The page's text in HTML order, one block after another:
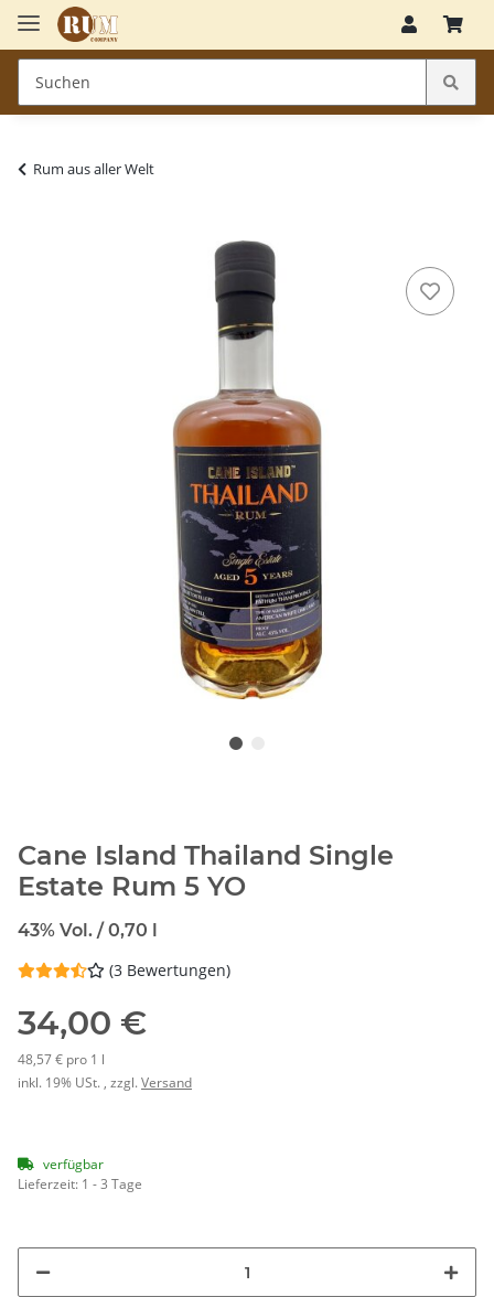
Rum aus aller Welt
Cane Island Thailand Single
Estate Rum 5 YO
43% Vol. / 0,70 l
(3 Bewertungen)
34,00 €
48,57 € pro 1 l
inkl. 19% USt. , zzgl.Versand
verfügbar
Lieferzeit: 1 - 3 Tage